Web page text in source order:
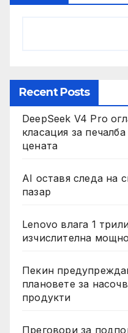
Recent Posts
DeepSeek V4 Pro
класация за
цената
AI оставя следа на
пазар
Lenovo влага 1
изчислителна
Пекин
плановете за
продукти
Преговори за